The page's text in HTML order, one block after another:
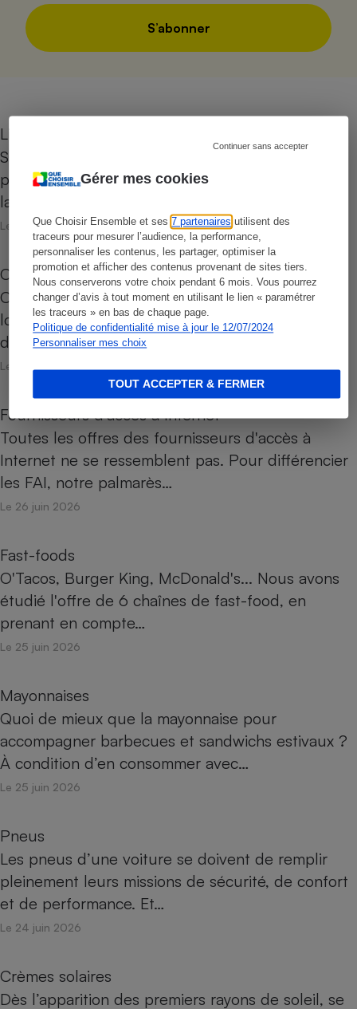
Gérer mes cookies
Que Choisir Ensemble et ses7 partenaires utilisent des
traceurs pour mesurer l’audience, la performance,
personnaliser les contenus, les partager, optimiser la
promotion et afficher des contenus provenant de sites tiers.
Nous conserverons votre choix pendant 6 mois. Vous pourrez
changer d’avis à tout moment en utilisant le lien « paramétrer
les traceurs » en bas de chaque page.
Politique de confidentialité mise à jour le 12/07/2024
Personnaliser mes choix
Continuer sans accepter
TOUT ACCEPTER & FERMER
S’abonner
Liseuses
Sa monochromie et ses finitions plastique ne
pèsent pas lourd face au charme du papier mais
la liseuse numérique a…
Le 26 juin 2026
Opérateurs de téléphonie mobile
Opérateur de réseau ou MVNO ? Classique ou
low cost ? Pour vous aider à vous y retrouver
dans la jungle de la téléphonie…
Le 26 juin 2026
Fournisseurs d’accès à Internet
Toutes les offres des fournisseurs d'accès à
Internet ne se ressemblent pas. Pour différencier
les FAI, notre palmarès…
Le 26 juin 2026
Fast-foods
O'Tacos, Burger King, McDonald's... Nous avons
étudié l'offre de 6 chaînes de fast-food, en
prenant en compte…
Le 25 juin 2026
Mayonnaises
Quoi de mieux que la mayonnaise pour
accompagner barbecues et sandwichs estivaux ?
À condition d’en consommer avec…
Le 25 juin 2026
Pneus
Les pneus d’une voiture se doivent de remplir
pleinement leurs missions de sécurité, de confort
et de performance. Et…
Le 24 juin 2026
Crèmes solaires
Dès l’apparition des premiers rayons de soleil, se